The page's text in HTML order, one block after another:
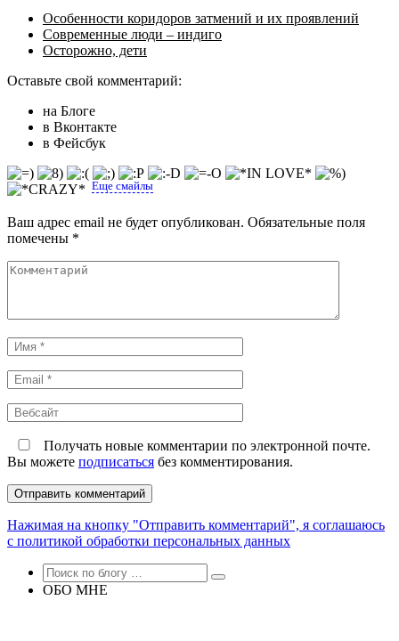
Особенности коридоров затмений и их проявлений
Современные люди – индиго
Осторожно, дети
Оставьте свой комментарий:
на Блоге
в Вконтакте
в Фейсбук
Еще смайлы
Ваш адрес email не будет опубликован. Обязательные поля
помечены *
Комментарий
Имя
*
Email
*
Вебсайт
Получать новые комментарии по электронной почте.
Вы можете подписаться без комментирования.
Нажимая на кнопку "Отправить комментарий", я соглашаюсь
с политикой обработки персональных данных
ОБО МНЕ